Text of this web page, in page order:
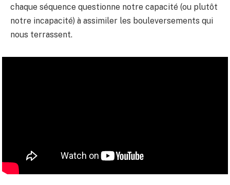
chaque séquence questionne notre capacité (ou plutôt
notre incapacité) à assimiler les bouleversements qui
nous terrassent.